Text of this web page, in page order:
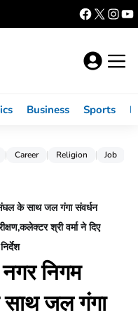
Business Sports
Career Religion Job
के साथ जल गंगा संवर्धन
श्री वर्मा ने दिए
निगम
जल गंगा